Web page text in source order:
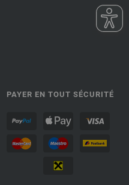
PAYER EN TOUT SÉCURITÉ